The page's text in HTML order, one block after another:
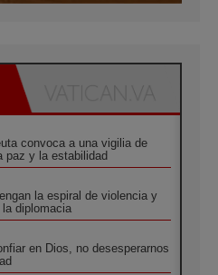
convoca a una vigilia de
paz y la estabilidad
la espiral de violencia y
diplomacia
en Dios, no desesperarnos